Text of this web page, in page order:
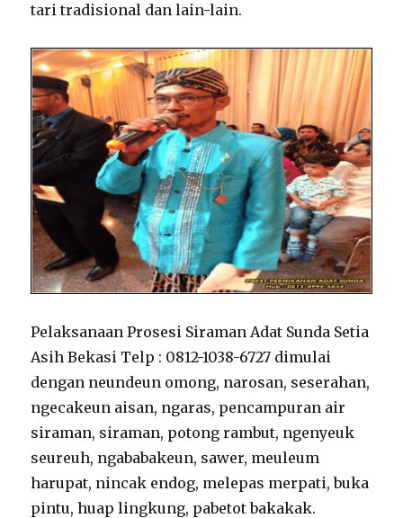
tari tradisional dan lain-lain.
Pelaksanaan Prosesi Siraman Adat Sunda Setia
Asih Bekasi Telp : 0812-1038-6727 dimulai
dengan neundeun omong, narosan, seserahan,
ngecakeun aisan, ngaras, pencampuran air
siraman, siraman, potong rambut, ngenyeuk
seureuh, ngababakeun, sawer, meuleum
harupat, nincak endog, melepas merpati, buka
pintu, huap lingkung, pabetot bakakak.